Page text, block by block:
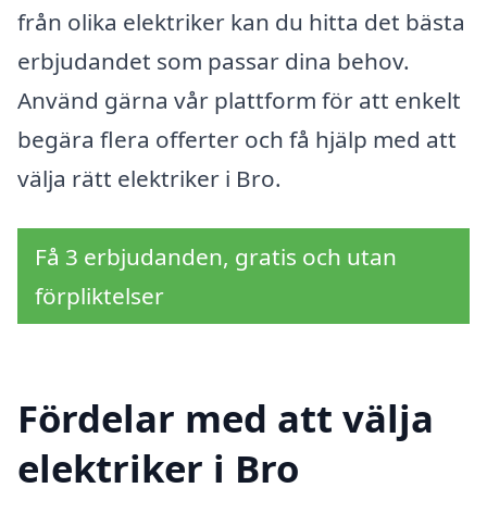
från olika elektriker kan du hitta det bästa
erbjudandet som passar dina behov.
Använd gärna vår plattform för att enkelt
begära flera offerter och få hjälp med att
välja rätt elektriker i Bro.
Få 3 erbjudanden, gratis och utan
förpliktelser
Fördelar med att välja
elektriker i Bro